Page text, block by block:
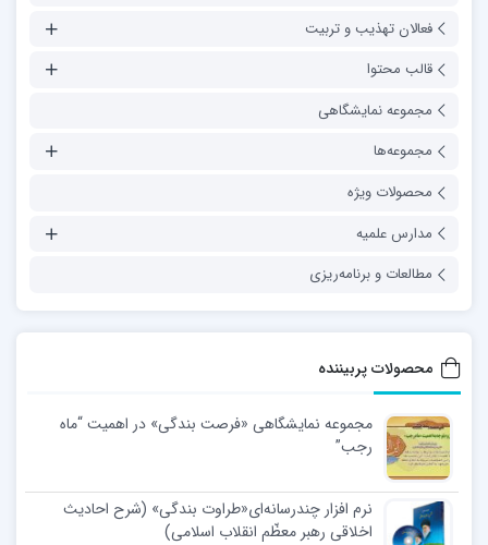
فعالان تهذیب و تربیت
قالب محتوا
مجموعه نمایشگاهی
مجموعه‌ها
محصولات ویژه
مدارس علمیه
مطالعات و برنامه‌ریزی
محصولات پربیننده
مجموعه نمایشگاهی «فرصت بندگی» در اهمیت “ماه
رجب”
نرم افزار چندرسانه‌ای«طراوت بندگی» (شرح احادیث
اخلاقی رهبر معظّم انقلاب اسلامی)